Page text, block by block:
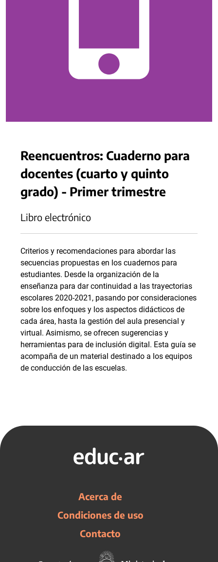
Reencuentros: Cuaderno para
docentes (cuarto y quinto
grado) - Primer trimestre
Libro electrónico
Criterios y recomendaciones para abordar las
secuencias propuestas en los cuadernos para
estudiantes. Desde la organización de la
enseñanza para dar continuidad a las trayectorias
escolares 2020-2021, pasando por consideraciones
sobre los enfoques y los aspectos didácticos de
cada área, hasta la gestión del aula presencial y
virtual. Asimismo, se ofrecen sugerencias y
herramientas para de inclusión digital. Esta guía se
acompaña de un material destinado a los equipos
de conducción de las escuelas.
Acerca de
Condiciones de uso
Contacto